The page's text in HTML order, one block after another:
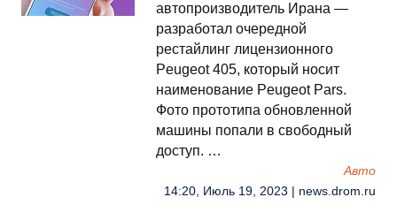
автопроизводитель Ирана —
разработал очередной
рестайлинг лицензионного
Peugeot 405, который носит
наименование Peugeot Pars.
Фото прототипа обновленной
машины попали в свободный
доступ. …
Авто
14:20, Июль 19, 2023 | news.drom.ru